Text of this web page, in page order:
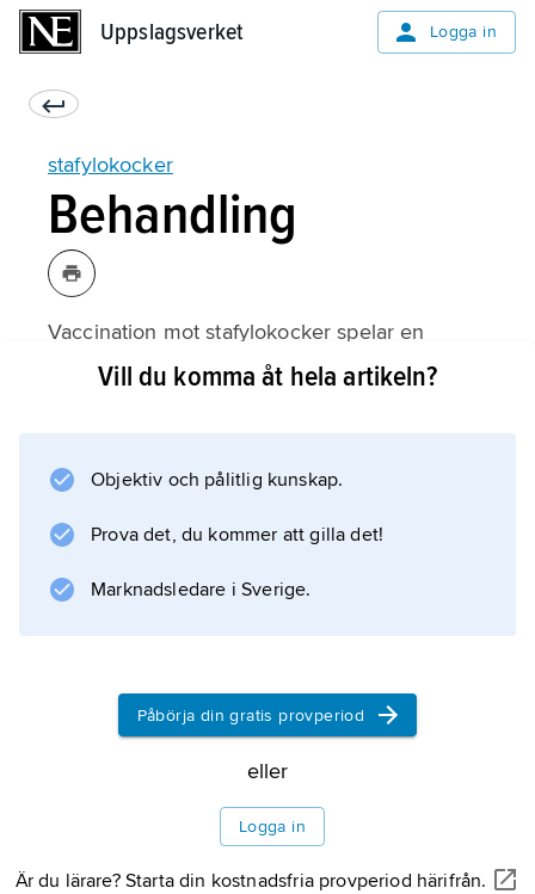
Uppslagsverket Logga in
stafylokocker
Behandling
Vaccination mot stafylokocker spelar en
underordnad roll. Kirurgisk tömning av
Information om artikeln
Vill du komma åt hela artikeln?
Objektiv och pålitlig kunskap.
Prova det, du kommer att gilla det!
Marknadsledare i Sverige.
Påbörja din gratis provperiod
eller
Logga in
Är du lärare? Starta din kostnadsfria provperiod härifrån.